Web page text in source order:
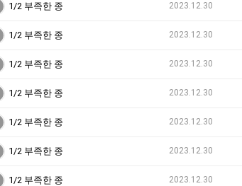
1/2 부족한 종 2023.12.30
1/2 부족한 종 2023.12.30
1/2 부족한 종 2023.12.30
1/2 부족한 종 2023.12.30
1/2 부족한 종 2023.12.30
1/2 부족한 종 2023.12.30
1/2 부족한 종 2023.12.30